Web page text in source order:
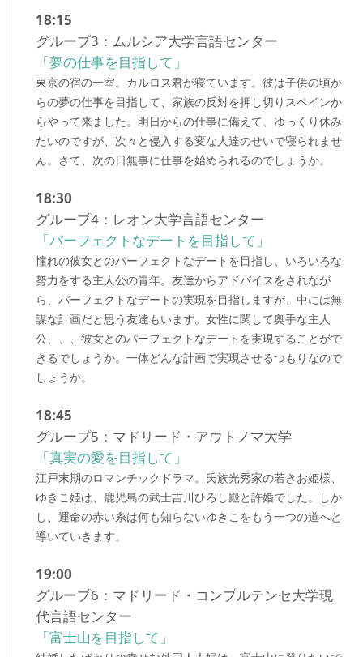
18:15
グループ3：ムルシア大学言語センター
「夢の仕事を目指して」
東京の宿の一室。カルロス君が寝ています。彼は子供の頃か
らの夢の仕事を目指して、家族の反対を押し切りスペインか
らやって来ました。明日からの仕事に備えて、ゆっくり休み
たいのですが、次々と侵入する変な人達のせいで寝られませ
ん。さて、次の日無事に仕事を始められるのでしょうか。
18:30
グループ4：レオン大学言語センター
「パーフェクトなデートを目指して」
憧れの彼女とのパーフェクトなデートを目指し、いろいろな
努力をする主人公の青年。友達からアドバイスをされなが
ら、パーフェクトなデートの実現を目指しますが、中には無
謀な計画だと思う友達もいます。女性に関して奥手な主人
公、、、彼女とのパーフェクトなデートを実現することがで
きるでしょうか。一体どんな計画で実現させるつもりなので
しょうか。
18:45
グループ5：マドリード・アウトノマ大学
「真実の愛を目指して」
江戸末期のロマンチックドラマ。氏族光秀家の若きお姫様、
ゆきこ姫は、鹿児島の武士吉川ひろし殿と許婚でした。しか
し、運命の赤い糸は何も知らないゆきこをもう一つの道へと
導いていきます。
19:00
グループ6：マドリード・コンプルテンセ大学現
代言語センター
「富士山を目指して」